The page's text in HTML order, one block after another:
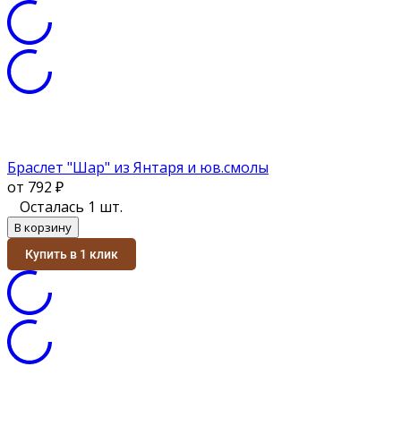
Браслет "Шар" из Янтаря и юв.смолы
от 792 ₽
Осталась 1 шт.
В корзину
Купить в 1 клик